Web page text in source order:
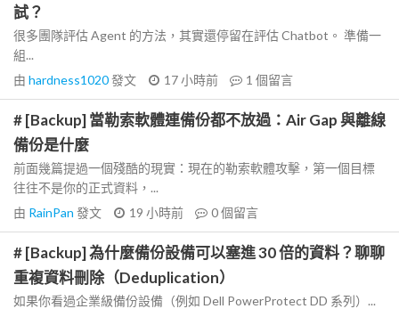
試？
很多團隊評估 Agent 的方法，其實還停留在評估 Chatbot。 準備一
組...
由 hardness1020發文 17 小時前 1 個留言
# [Backup] 當勒索軟體連備份都不放過：Air Gap 與離線
備份是什麼
前面幾篇提過一個殘酷的現實：現在的勒索軟體攻擊，第一個目標
往往不是你的正式資料，...
由 RainPan 發文 19 小時前 0個留言
# [Backup] 為什麼備份設備可以塞進 30 倍的資料？聊聊
重複資料刪除（Deduplication）
如果你看過企業級備份設備（例如 Dell PowerProtect DD 系列）...